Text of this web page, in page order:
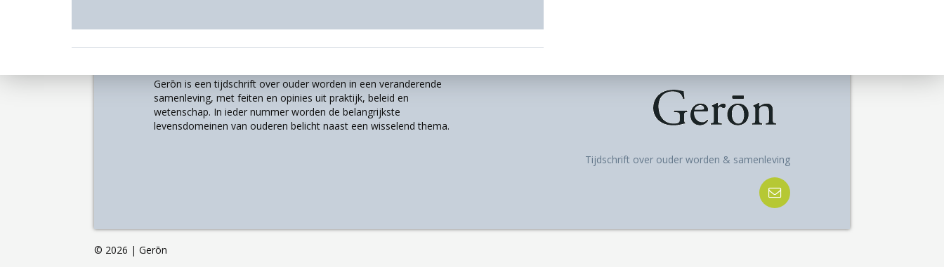
Gerōn is een tijdschrift over ouder worden in een veranderende
samenleving, met feiten en opinies uit praktijk, beleid en
wetenschap. In ieder nummer worden de belangrijkste
levensdomeinen van ouderen belicht naast een wisselend thema.
Tijdschrift over ouder worden & samenleving
© 2026 | Gerōn